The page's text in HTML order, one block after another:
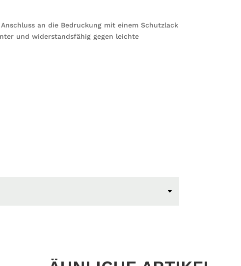
an die Bedruckung mit einem Schutzlack
und widerstandsfähig gegen leichte